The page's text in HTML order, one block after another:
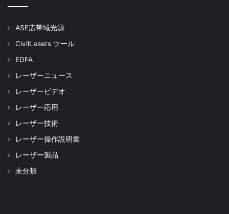
ASE広帯域光源
CivilLasers ツール
EDFA
レーザーニュース
レーザービデオ
レーザー応用
レーザー技術
レーザー操作説明書
レーザー製品
未分類